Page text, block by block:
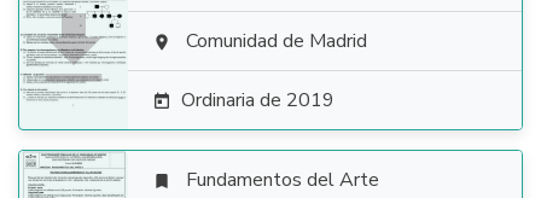
  Comunidad de Madrid
 Ordinaria de 2019
 Fundamentos del Arte